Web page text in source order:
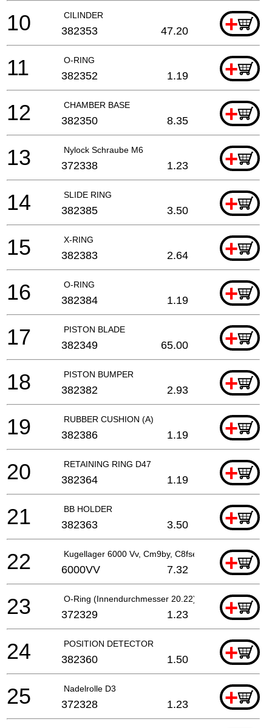
CILINDER +
10 382353 47.20
O-RING +
11 382352 1.19
CHAMBER BASE +
12 382350 8.35
Nylock Schraube M6 +
13 372338 1.23
SLIDE RING +
14 382385 3.50
X-RING +
15 382383 2.64
O-RING +
16 382384 1.19
PISTON BLADE +
17 382349 65.00
PISTON BUMPER +
18 382382 2.93
RUBBER CUSHION (A) +
19 382386 1.19
RETAINING RING D47 +
20 382364 1.19
BB HOLDER +
21 382363 3.50
Kugellager 6000 Vv, Cm9by, C8fse, G23ss+
22 6000VV 7.32
O-Ring (Innendurchmesser 20.22) +
23 372329 1.23
POSITION DETECTOR +
24 382360 1.50
Nadelrolle D3 +
25 372328 1.23